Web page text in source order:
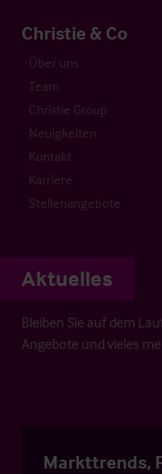
Christie & Co
Über uns
Team
Christie Group
Neuigkeiten
Kontakt
Karriere
Stellenangebote
Aktuelles
Bleiben Sie auf dem
Angebote und vieles
Markttrends,